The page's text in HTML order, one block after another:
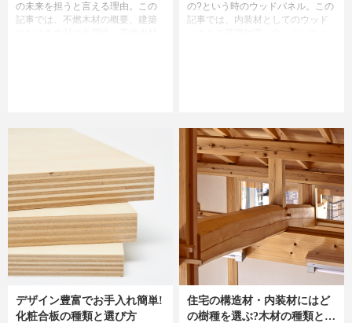
の未来を担うと言える理由。この
記事では、不燃木材の概要、建築
の?という時のウッドパネル。この
記事では、内装材としてのウッド
デザイン豊富でお手入れ簡単!
化粧合板の種類と選び方
住宅の構造材・内装材にはど
の樹種を選ぶ?木材の種類と特